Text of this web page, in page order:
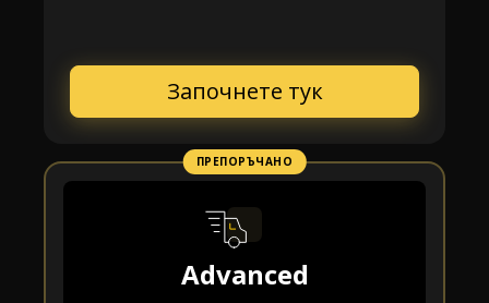
Започнете тук
ПРЕПОРЪЧАНО
Advanced